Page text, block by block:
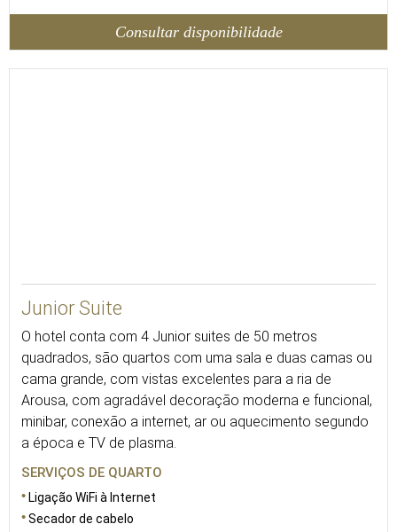
Consultar disponibilidade
Junior Suite
O hotel conta com 4 Junior suites de 50 metros
quadrados, são quartos com uma sala e duas camas ou
cama grande, com vistas excelentes para a ria de
Arousa, com agradável decoração moderna e funcional,
minibar, conexão a internet, ar ou aquecimento segundo
a época e TV de plasma.
SERVIÇOS DE QUARTO
Ligação WiFi à Internet
Secador de cabelo